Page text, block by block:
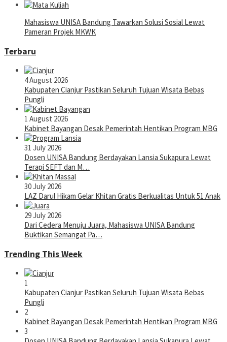
Mahasiswa UNISA Bandung Tawarkan Solusi Sosial Lewat
Pameran Projek MKWK
Terbaru
4 August 2026
Kabupaten Cianjur Pastikan Seluruh Tujuan Wisata Bebas
Pungli
1 August 2026
Kabinet Bayangan Desak Pemerintah Hentikan Program MBG
31 July 2026
Dosen UNISA Bandung Berdayakan Lansia Sukapura Lewat
Terapi SEFT dan M…
30 July 2026
LAZ Darul Hikam Gelar Khitan Gratis Berkualitas Untuk 51 Anak
29 July 2026
Dari Cedera Menuju Juara, Mahasiswa UNISA Bandung
Buktikan Semangat Pa…
Trending This Week
1
Kabupaten Cianjur Pastikan Seluruh Tujuan Wisata Bebas
Pungli
2
Kabinet Bayangan Desak Pemerintah Hentikan Program MBG
3